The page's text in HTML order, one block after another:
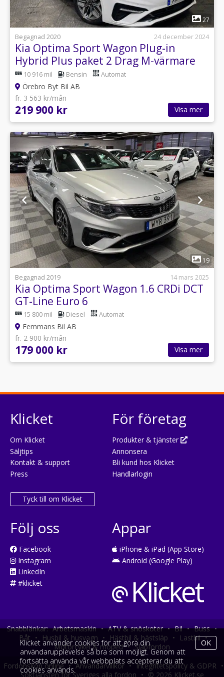
1
27
Begagnad 2020
24 december 2024
Kia Optima Sport Wagon Plug-in
Hybrid Plus paket 2 Drag M-värmare
10 916 mil Bensin Automat
Örebro Byt Bil AB
fr. 3 563 kr/mån
219 900 kr Visa mer
1
19
Begagnad 2019
14 mars 2025
Kia Optima Sport Wagon 1.6 CRDi DCT
GT-Line Euro 6
15 800 mil Diesel Automat
Femmans Bil AB
fr. 2 900 kr/mån
179 000 kr Visa mer
Klicket
Om Klicket
Säljtips
Kontakt & support
Press
Tyck till om Klicket
För företag
Produkter & tjänster
Annonsera
Bli kund hos Klicket
Handlarlogin
Följ oss
Facebook
Instagram
LinkedIn
#klicket
Appar
iPhone & iPad (App Store)
Android (Google Play)
Snabblänkar: Arbetsmaskin • ATV & snöskoter • Bil • Buss •
Båt • Husbil & husvagn • Hästbil & hästsläp • Lastbil •
Motorcykel & moped • Släpfordon
Fordonsköp online • Användarvillkor • Integritetspolicy & GDPR •
Söktjänsten för Sveriges alla fordon • © 2026 Klicket.se
Klicket använder cookies för att göra din
användarupplevelse så bra som möjligt. Genom att
fortsätta använda vår webbplats accepterar du att
cookies används.
OK